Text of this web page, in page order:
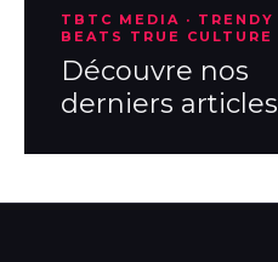
TBTC MEDIA · TRENDY
BEATS TRUE CULTURE
Découvre nos
derniers articles